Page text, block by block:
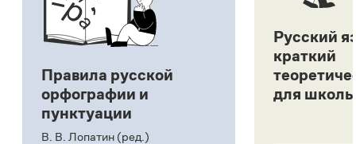
Правила русской
орфографии и
пунктуации
В. В. Лопатин (ред.)
Русский
краткий
для